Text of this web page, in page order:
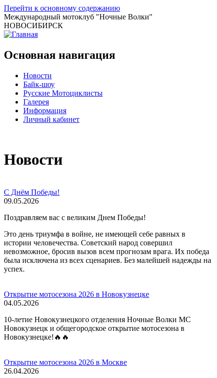
Перейти к основному содержанию
Международный мотоклуб "Ночные Волки"
НОВОСИБИРСК
Основная навигация
Новости
Байк-шоу
Русские Мотоциклисты
Галерея
Информация
Личный кабинет
Новости
С Днём Победы!
09.05.2026
Поздравляем вас с великим Днем Победы!
Это день триумфа в войне, не имеющей себе равных в
истории человечества. Советский народ совершил
невозможное, бросив вызов всем прогнозам врага. Их победа
была исключена из всех сценариев. Без малейшей надежды на
успех.
Открытие мотосезона 2026 в Новокузнецке
04.05.2026
10-летие Новокузнецкого отделения Ночные Волки МС
Новокузнецк и общегородское открытие мотосезона в
Новокузнецке!🔥🔥
Открытие мотосезона 2026 в Москве
26.04.2026